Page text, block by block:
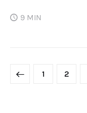
9 MIN
paginering
PAGE
1 PAGE
2